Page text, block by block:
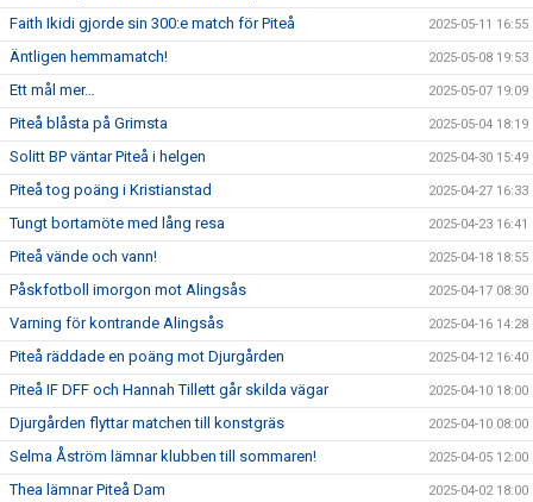
Faith Ikidi gjorde sin 300:e match för Piteå 2025-05-11 16:55
Äntligen hemmamatch! 2025-05-08 19:53
Ett mål mer… 2025-05-07 19:09
Piteå blåsta på Grimsta 2025-05-04 18:19
Solitt BP väntar Piteå i helgen 2025-04-30 15:49
Piteå tog poäng i Kristianstad 2025-04-27 16:33
Tungt bortamöte med lång resa 2025-04-23 16:41
Piteå vände och vann! 2025-04-18 18:55
Påskfotboll imorgon mot Alingsås 2025-04-17 08:30
Varning för kontrande Alingsås 2025-04-16 14:28
Piteå räddade en poäng mot Djurgården 2025-04-12 16:40
Piteå IF DFF och Hannah Tillett går skilda vägar 2025-04-10 18:00
Djurgården flyttar matchen till konstgräs 2025-04-10 08:00
Selma Åström lämnar klubben till sommaren! 2025-04-05 12:00
Thea lämnar Piteå Dam 2025-04-02 18:00